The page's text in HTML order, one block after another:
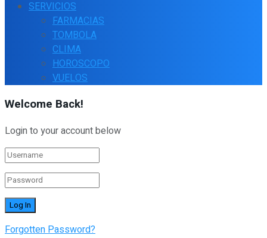
SERVICIOS
FARMACIAS
TOMBOLA
CLIMA
HOROSCOPO
VUELOS
Welcome Back!
Login to your account below
Forgotten Password?